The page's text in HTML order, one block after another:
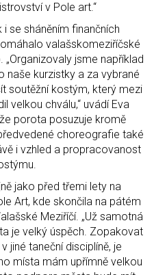
v Pole art.“
se sháněním finančních
valašskomeziříčské
jsme například
naše kurzistky a za vybrané
soutěžní kostým, který mezi
velkou chválu,“ uvádí Eva
porota posuzuje kromě
choreografie také
i vzhled a propracovanost
jako před třemi lety na
Art, kde skončila na pátém
Meziříčí. „Už samotná
je velký úspěch. Zopakovat
jiné taneční disciplíně, je
místa mám upřímně velkou